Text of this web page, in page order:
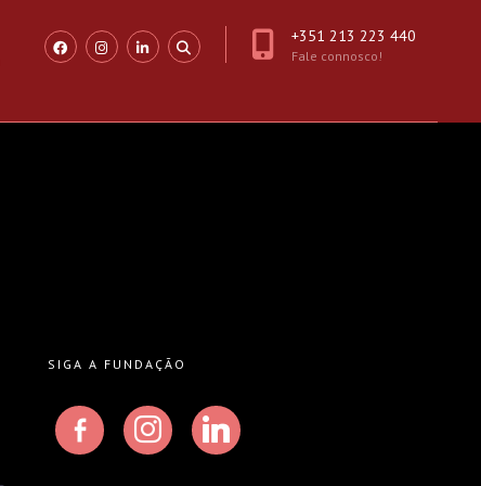
+351 213 223 440
Fale connosco!
SIGA A FUNDAÇÃO
facebook-
alt
instagram linkedin